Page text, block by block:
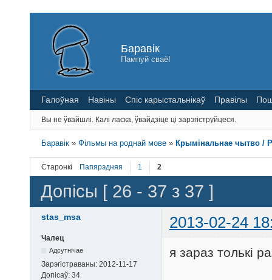
Баравік
Пампуй сваё!
Галоўная Навіны Спіс карыстальнікаў Правілы
Вы не ўвайшлі. Калі ласка, ўвайдзіце ці зарэгіструйцеся.
Баравік »Фільмы на роднай мове » Крымінальнае чытво /
Старонкі Папярэдняя 1 2
Допісы [ 26 - 37 з 37 ]
stas_msa 2013-02-24
Чалец
Адсутнічае
Зарэгістраваны: 2012-11-17
Допісаў: 34
я зараз толькі